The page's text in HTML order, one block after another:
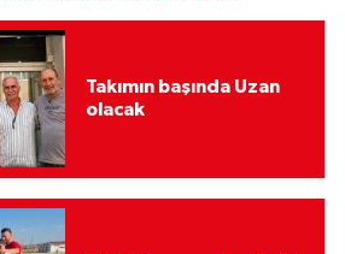
Takımın başında Uzan
olacak